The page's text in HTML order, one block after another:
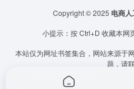
Copyright © 2025 电商
小提示：按 Ctrl+D 收藏本网
本站仅为网址书签集合，网站来源于
题，请